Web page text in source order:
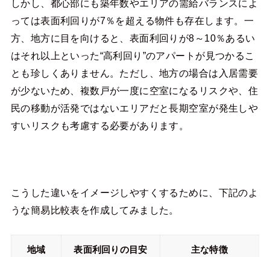
しかし、都心部にも築年数やエリアの需給バランスによ
っては表面利回りが7％を超える物件も存在します。一
方、地方に目を向けると、表面利回りが8～10％あるい
はそれ以上といった“高利回り”のアパートが見つかるこ
とも珍しくありません。ただし、地方の場合は入居需要
が少ないため、複数戸が一度に空室になるリスクや、住
民の移動が活発ではないエリアだと長期空室が発生しや
すいリスクも考慮する必要があります。
こうした違いをイメージしやすくするために、下記のよ
うな簡易比較表を作成してみました。
地域 表面利回りの目安 主な特徴